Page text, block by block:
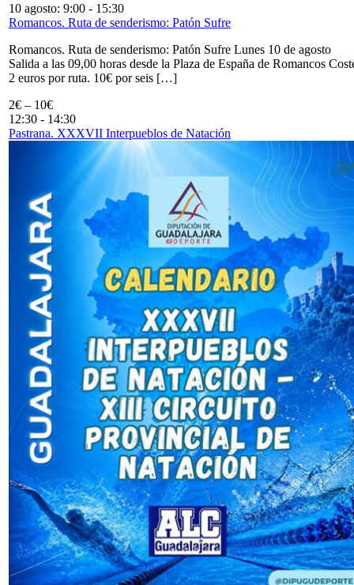
10 agosto: 9:00 - 15:30
Romancos. Ruta de senderismo: Patón Sufre
Romancos. Ruta de senderismo: Patón Sufre Lunes 10 de agosto
Salida a las 09,00 horas desde la Plaza de España de Romancos
2 euros por ruta. 10€ por seis […]
2€ – 10€
12:30 - 14:30
Pastrana. XXXVII Interpueblos de Natación